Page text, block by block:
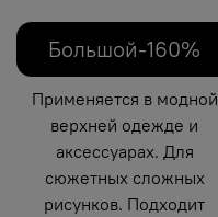
Большой-160%
Применяется в модной
верхней одежде и
аксессуарах. Для
сюжетных сложных
рисунков. Подходит